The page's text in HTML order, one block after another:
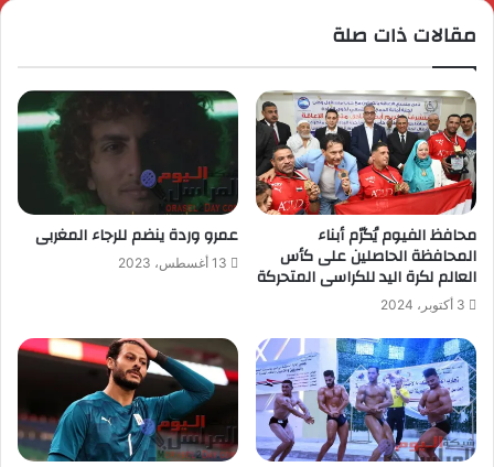
مقالات ذات صلة
محافظ الفيوم يُكرّم أبناء
المحافظة الحاصلين على كأس
العالم لكرة اليد للكراسى المتحركة
3 أكتوبر، 2024
عمرو وردة ينضم للرجاء المغربى
13 أغسطس، 2023